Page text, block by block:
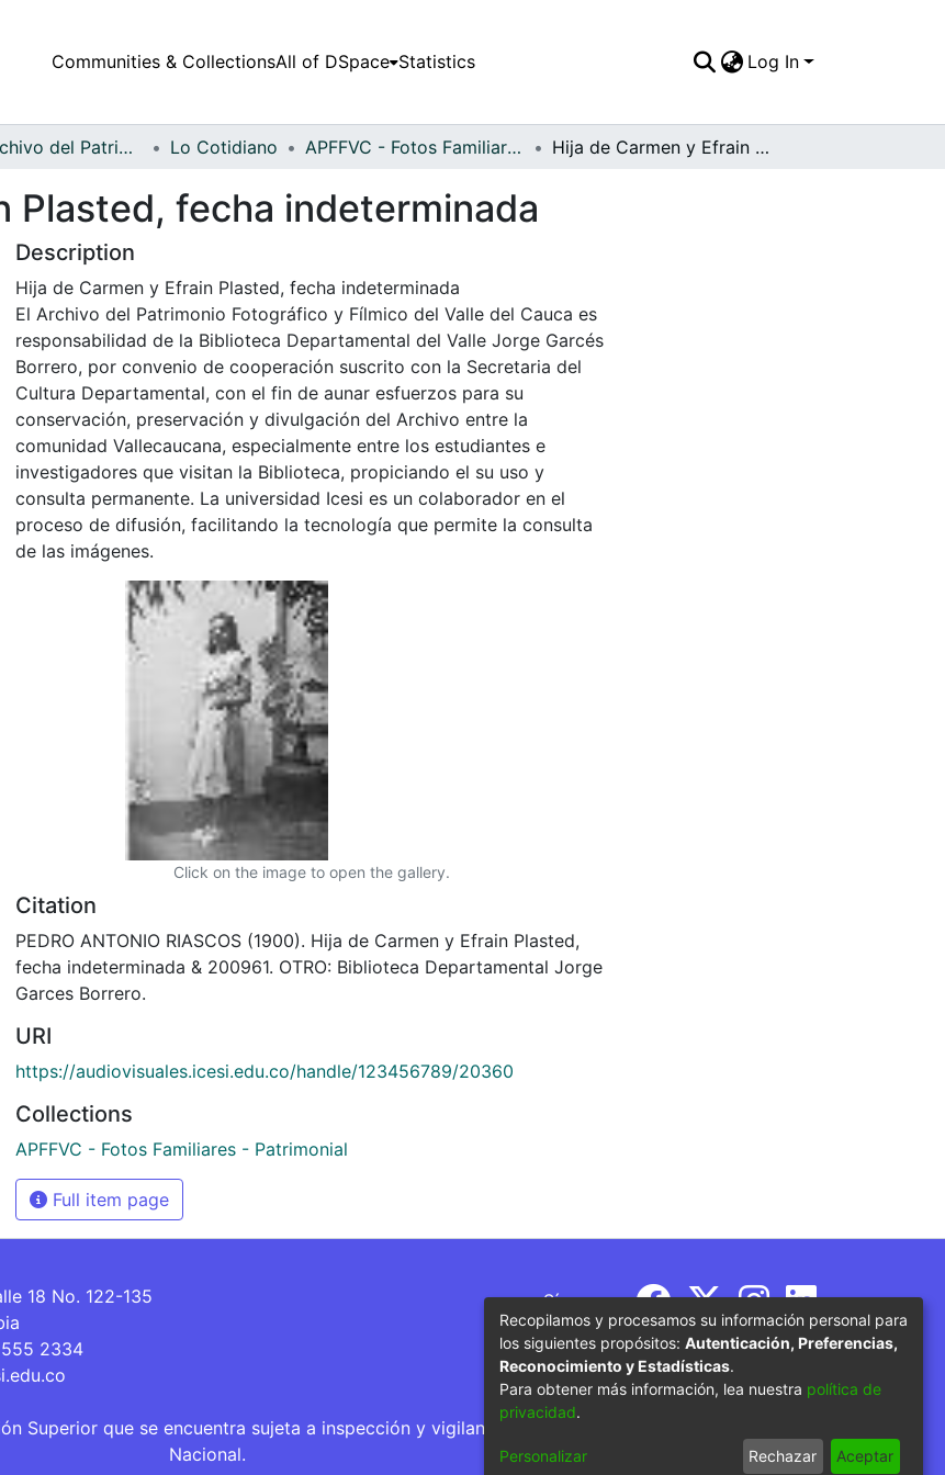
Communities & CollectionsAll of DSpace Statistics Log In
Fondo Archivo del Patrimonio Fotográfico y Fílmico del Valle del Cauca Lo Cotidiano APFFVC - Fotos Familiares - Patrimonial Hija de Carmen y Efrain Plasted, fecha indeterminada
Plasted, fecha indeterminada
Description
Hija de Carmen y Efrain Plasted, fecha indeterminada
El Archivo del Patrimonio Fotográfico y Fílmico del Valle del Cauca es
responsabilidad de la Biblioteca Departamental del Valle Jorge Garcés
Borrero, por convenio de cooperación suscrito con la Secretaria del
Cultura Departamental, con el fin de aunar esfuerzos para su
conservación, preservación y divulgación del Archivo entre la
comunidad Vallecaucana, especialmente entre los estudiantes e
investigadores que visitan la Biblioteca, propiciando el su uso y
consulta permanente. La universidad Icesi es un colaborador en el
proceso de difusión, facilitando la tecnología que permite la consulta
de las imágenes.
Click on the image to open the gallery.
Citation
PEDRO ANTONIO RIASCOS (1900). Hija de Carmen y Efrain Plasted,
fecha indeterminada & 200961. OTRO: Biblioteca Departamental Jorge
Garces Borrero.
URI
https://audiovisuales.icesi.edu.co/handle/123456789/20360
Collections
APFFVC - Fotos Familiares - Patrimonial
Full item page
18 No. 122-135
2334
Síguenos
Superior que se encuentra sujeta a inspección y vigilancia por parte del Ministerio de Educación
Nacional.
Recopilamos y procesamos su información personal para
los siguientes propósitos: Autenticación, Preferencias,
Reconocimiento y Estadísticas.
Para obtener más información, lea nuestra política de
privacidad.
Personalizar Rechazar Aceptar